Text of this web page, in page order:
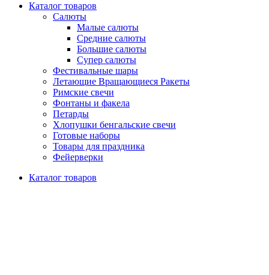
Каталог товаров
Салюты
Малые салюты
Средние салюты
Большие салюты
Супер салюты
Фестивальные шары
Летающие Вращающиеся Ракеты
Римские свечи
Фонтаны и факела
Петарды
Хлопушки бенгальские свечи
Готовые наборы
Товары для праздника
Фейерверки
Каталог товаров